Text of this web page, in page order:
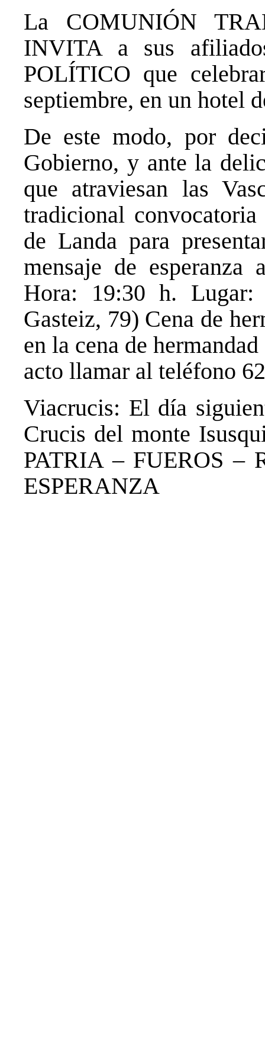
La COMUNIÓN
INVITA a sus
POLÍTICO que
septiembre, en un hotel
De este modo, por
Gobierno, y ante la
que atraviesan las
tradicional
de Landa para
mensaje de
Hora: 19:30 h. Lugar:
Gasteiz, 79) Cena de
en la cena de
acto llamar al teléfono
Viacrucis: El día
Crucis del monte
PATRIA – FUEROS
ESPERANZA